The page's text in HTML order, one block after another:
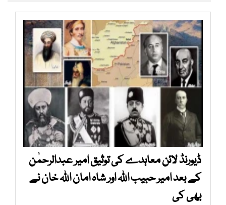
ڈیورنڈ لائن معاہدے کی توثیق امیر عبدالرحمٰن
کے بعد امیر حبیب اللہ اور شاہ امان اللہ خان نے
بھی کی